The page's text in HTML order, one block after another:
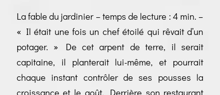
La fable du jardinier – temps de lecture : 4 min. –
« Il était une fois un chef étoilé qui rêvait d’un
potager. » De cet arpent de terre, il serait
capitaine, il planterait lui-même, et pourrait
chaque instant contrôler de ses pousses la
croissance et le goût. Derrière son restaurant